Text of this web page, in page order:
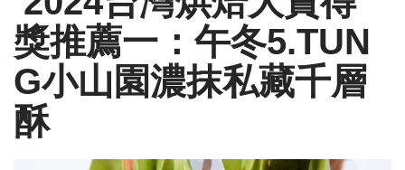
獎推薦一：午冬5.TUN
G小山園濃抹私藏千層
酥